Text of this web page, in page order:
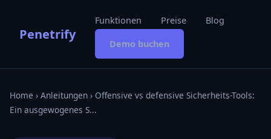
Penetrify
Funktionen Preise Blog
Demo buchen
Home › Anleitungen › Offensive vs defensive Sicherheits-Tools:
Ein ausgewogenes S...